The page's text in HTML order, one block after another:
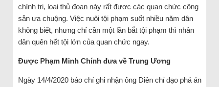
chính trị, loại thủ đoạn này rất được các quan chức cộng
sản ưa chuộng. Việc nuôi tội phạm suốt nhiều năm dân
không biết, nhưng chỉ cần một lần bắt tội phạm thì nhân
dân quên hết tội lớn của quan chức ngay.
Được Phạm Minh Chính đưa về Trung Ương
Ngày 14/4/2020 báo chí ghi nhận ông Diên chỉ đạo phá án